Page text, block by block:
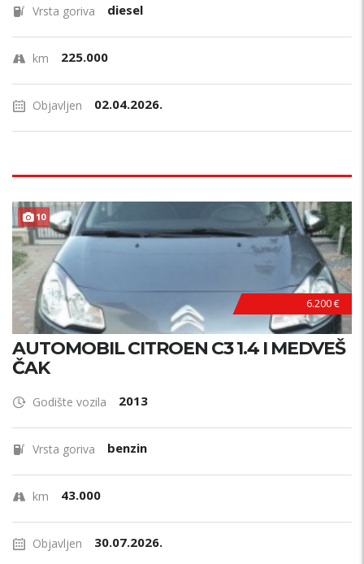
Vrsta goriva diesel
km 225.000
Objavljen 02.04.2026.
10
6.200 €
AUTOMOBIL CITROEN C3 1.4 I MEDVEŠ
ČAK
Godište vozila 2013
Vrsta goriva benzin
km 43.000
Objavljen 30.07.2026.